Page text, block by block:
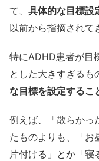
て、 具体的な目標設
以前から指摘されて
特にADHD患者が目
とした大きすぎるも
な目標を設定するこ
例えば、「散らかっ
たものよりも、「お
片付ける」とか「寝